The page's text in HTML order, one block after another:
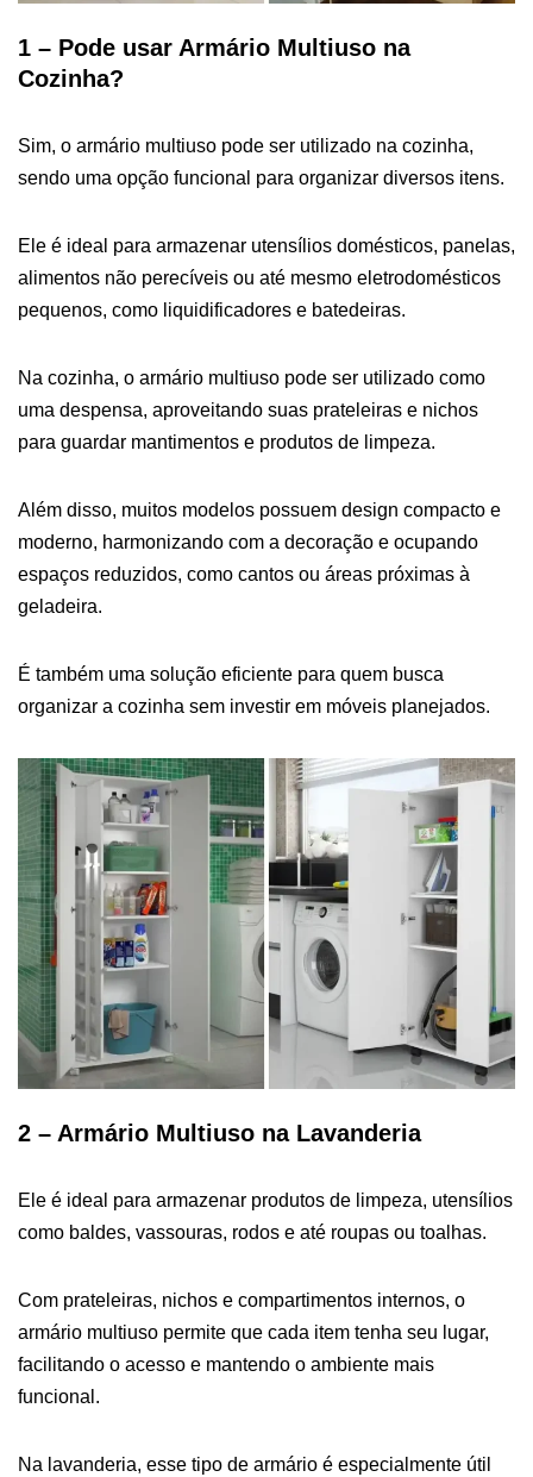
1 – Pode usar Armário Multiuso na
Cozinha?
Sim, o armário multiuso pode ser utilizado na cozinha,
sendo uma opção funcional para organizar diversos itens.
Ele é ideal para armazenar utensílios domésticos, panelas,
alimentos não perecíveis ou até mesmo eletrodomésticos
pequenos, como liquidificadores e batedeiras.
Na cozinha, o armário multiuso pode ser utilizado como
uma despensa, aproveitando suas prateleiras e nichos
para guardar mantimentos e produtos de limpeza.
Além disso, muitos modelos possuem design compacto e
moderno, harmonizando com a decoração e ocupando
espaços reduzidos, como cantos ou áreas próximas à
geladeira.
É também uma solução eficiente para quem busca
organizar a cozinha sem investir em móveis planejados.
2 – Armário Multiuso na Lavanderia
Ele é ideal para armazenar produtos de limpeza, utensílios
como baldes, vassouras, rodos e até roupas ou toalhas.
Com prateleiras, nichos e compartimentos internos, o
armário multiuso permite que cada item tenha seu lugar,
facilitando o acesso e mantendo o ambiente mais
funcional.
Na lavanderia, esse tipo de armário é especialmente útil